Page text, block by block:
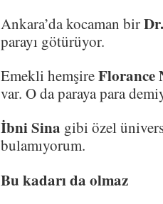
Ankara’da kocaman bir
parayı götürüyor.
Emekli hemşireFlorance
var. O da paraya para
İbni Sina gibi özel
bulamıyorum.
Bu kadarı da olmaz